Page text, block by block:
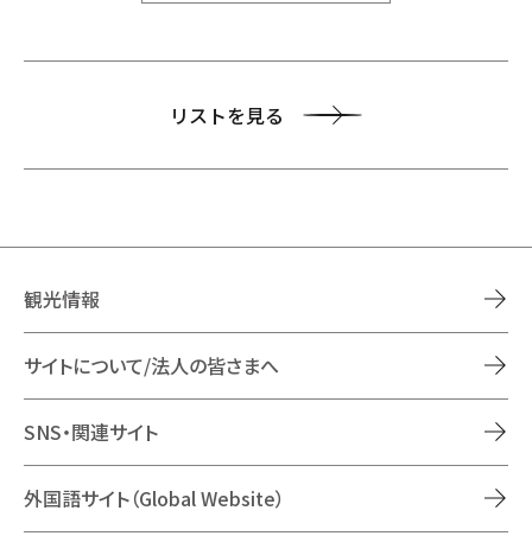
リストを見る
観光情報
サイトについて/法人の皆さまへ
SNS・関連サイト
外国語サイト（Global Website）